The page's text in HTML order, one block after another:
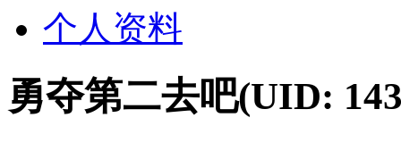
个人资料
勇夺第二去吧(UID: